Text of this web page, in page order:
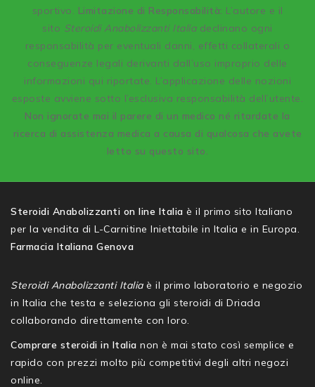
sportivo. Limitazione di Responsabilità: L’autore e il
sito Steroidi Anabolizzanti Italiadeclinano ogni
responsabilità per eventuali danni, effetti collaterali o
conseguenze legali derivanti dall’uso improprio delle
informazioni qui riportate. L’applicazione delle nozioni
esposte avviene sotto l’esclusiva responsabilità dell’utente.
Non ignorate mai il parere di un medico né ritardate la
ricerca di assistenza medica a causa di qualcosa che avete
letto su questo sito.
Steroidi Anabolizzanti on line Italia è il primo sito Italiano
per la vendita di L-Carnitine Iniettabile in Italia e in Europa.
Farmacia Italiana Genova
Steroidi Anabolizzanti Italiaè il primo laboratorio e negozio
in Italia che testa e seleziona gli steroidi di Driada
collaborando direttamente con loro.
Comprare steroidi in Italia non è mai stato così semplice e
rapido con prezzi molto più competitivi degli altri negozi
online.